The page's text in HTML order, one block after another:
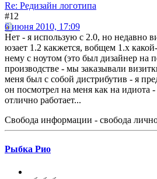
Re: Редизайн логотипа
#12
6 июня 2010, 17:09
Нет - я использую с 2.0, но недавно
юзает 1.2 какжется, вобщем 1.х
нему с ноутом (это был дизайнер на
производстве - мы заказывали
меня был с собой дистрибутив - я
он посмотрел на меня как на идиота
отлично работает...
Свобода информации - свобода
Рыбка Рио